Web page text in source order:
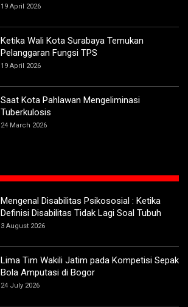
19 April 2026
Ketika Wali Kota Surabaya Temukan
Pelanggaran Fungsi TPS
19 April 2026
Saat Kota Pahlawan Mengeliminasi
Tuberkulosis
24 March 2026
Mengenal Disabilitas Psikososial : Ketika
Definisi Disabilitas Tidak Lagi Soal Tubuh
3 August 2026
Lima Tim Wakili Jatim pada Kompetisi Sepak
Bola Amputasi di Bogor
24 July 2026